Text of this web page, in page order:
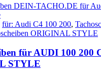
weist
Varianten
auf.
Optionen
können
auf
für: Audi C4 100 200,
ORIGINAL STYLE
für AUDI 100 200
STYLE